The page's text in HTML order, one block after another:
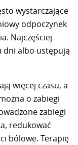
wystarczające
odpoczynek
Najczęściej
dni albo ustępują
więcej czasu, a
o zabiegi
zabiegi
redukować
bólowe. Terapię